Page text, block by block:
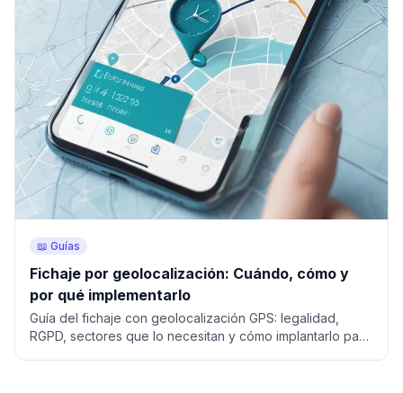
📖 Guías
Fichaje por geolocalización: Cuándo, cómo y
por qué implementarlo
Guía del fichaje con geolocalización GPS: legalidad,
RGPD, sectores que lo necesitan y cómo implantarlo paso